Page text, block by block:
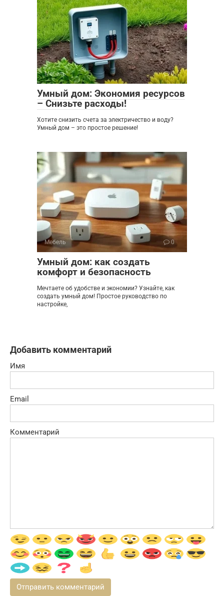
Мебель 0
Умный дом: Экономия ресурсов
– Снизьте расходы!
Хотите снизить счета за электричество и воду?
Умный дом – это простое решение!
Мебель 0
Умный дом: как создать
комфорт и безопасность
Мечтаете об удобстве и экономии? Узнайте, как
создать умный дом! Простое руководство по
настройке,
Добавить комментарий
Имя
Email
Комментарий